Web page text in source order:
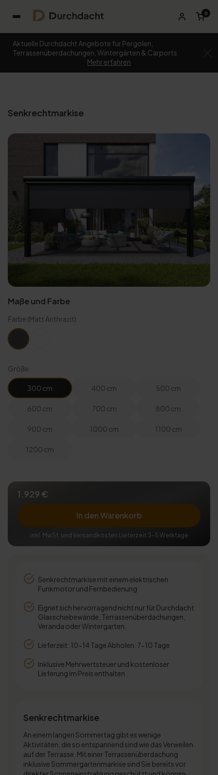
0
Aktuelle Durchdacht Angebote für Pergolen,
Terrassenüberdachungen, Wintergärten & Carports.
Mehr erfahren
Senkrechtmarkise
Maße und Farbe
Farbe (Matt Anthrazit)
Größe
300 cm 400 cm 500 cm
600 cm 700 cm 800 cm
900 cm 1000 cm 1100 cm
1200 cm
1.929 €
In den Warenkorb
inkl. MwSt. und Versandkosten Lieferzeit 3-5 Werktage
Senkrechtmarkise mit einem elektrischen
Funkmotor und Fernbedienung
Eignet sich hervorragend nicht nur für Durchdacht
Glasschiebewände, Terrassenüberdachungen,
Veranda oder Wintergarten.
Lieferzeit: 10-14 Tage Abholen: 7-10 Tage
Inklusive Mehrwertsteuer und kostenloser
Lieferung im Preis enthalten
Senkrechtmarkise
An einem langen Sommertag gibt es wenige
Aktivitäten, die so entspannend sind wie das Verweilen
auf der Terrasse. Mit einer Terrassenüberdachung
inklusive Sommergartenmarkise sind Sie bereits vor